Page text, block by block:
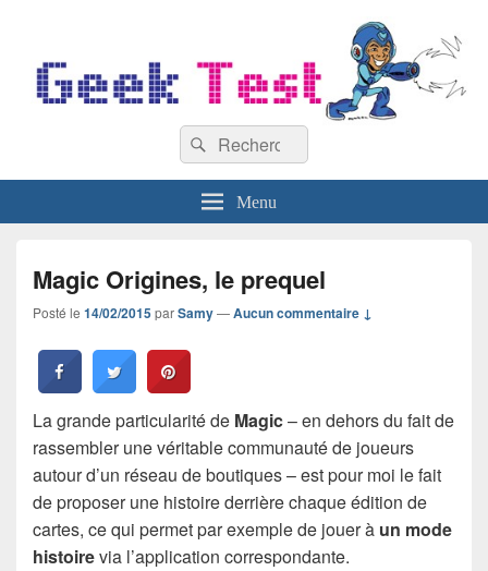
Recherche :
Rechercher
Menu
Magic Origines, le prequel
Posté le 14/02/2015parSamy—Aucun commentaire ↓
La grande particularité de Magic– en dehors du fait de
rassembler une véritable communauté de joueurs
autour d’un réseau de boutiques – est pour moi le fait
de proposer une histoire derrière chaque édition de
cartes, ce qui permet par exemple de jouer à un mode
histoirevia l’application correspondante.